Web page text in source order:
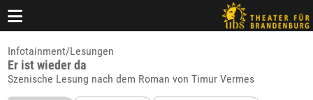
Infotainment/Lesungen
Er ist wieder da
Szenische Lesung nach dem Roman von Timur Vermes